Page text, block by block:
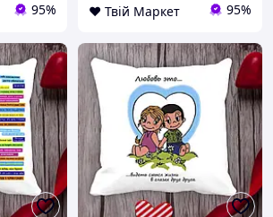
95% ❤️ Твій Маркет 95%